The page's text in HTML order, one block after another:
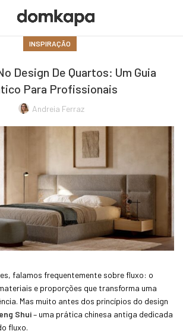
INSPIRAÇÃO
Design De Quartos: Um Guia
Para Profissionais
Andreia Ferraz
falamos frequentemente sobre fluxo: o
e proporções que transforma uma
Mas muito antes dos princípios do design
Shui– uma prática chinesa antiga dedicada
fluxo.